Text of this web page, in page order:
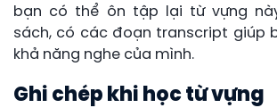
bạn có thể ôn tập lại từ vựng
sách, có các đoạn transcript giúp
khả năng nghe của mình.
Ghi chép khi học từ vựng